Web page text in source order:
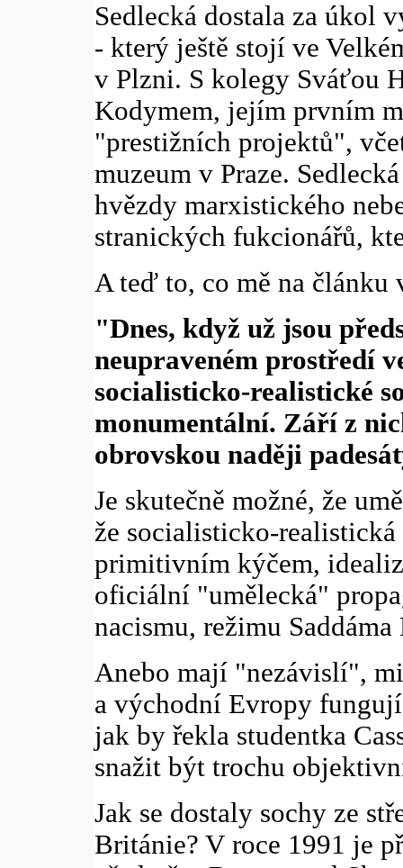
Sedlecká dostala za úkol
- který ještě stojí ve
v Plzni. S kolegy Sváťou
Kodymem, jejím prvním
"prestižních projektů",
muzeum v Praze.
hvězdy marxistického
stranických fukcionářů,
A teď to, co mě na
"Dnes, když už jsou
neupraveném prostředí
socialisticko-realistické
monumentální. Září z
obrovskou naději
Je skutečně možné, že
že socialisticko-
primitivním kýčem,
oficiální "umělecká"
nacismu, režimu Saddáma
Anebo mají "nezávislí",
a východní Evropy
jak by řekla studentka
snažit být trochu
Jak se dostaly sochy ze
Británie? V roce 1991 je